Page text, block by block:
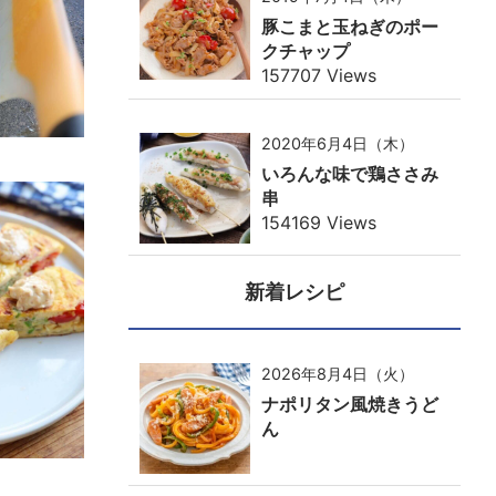
豚こまと玉ねぎのポー
クチャップ
157707 Views
2020年6月4日（木）
いろんな味で鶏ささみ
串
154169 Views
新着レシピ
2026年8月4日（火）
ナポリタン風焼きうど
ん